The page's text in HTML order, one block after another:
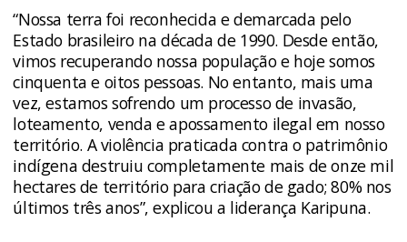
“Nossa terra foi reconhecida e demarcada pelo
Estado brasileiro na década de 1990. Desde então,
vimos recuperando nossa população e hoje somos
cinquenta e oitos pessoas. No entanto, mais uma
vez, estamos sofrendo um processo de invasão,
loteamento, venda e apossamento ilegal em nosso
território. A violência praticada contra o patrimônio
indígena destruiu completamente mais de onze mil
hectares de território para criação de gado; 80% nos
últimos três anos”, explicou a liderança Karipuna.